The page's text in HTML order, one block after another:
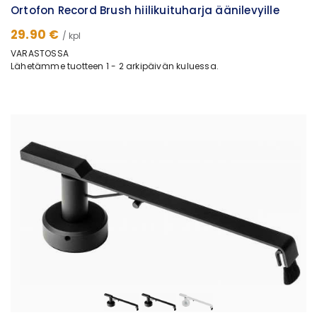
Ortofon Record Brush hiilikuituharja äänilevyille
29.90 € / kpl
VARASTOSSA
Lähetämme tuotteen 1 - 2 arkipäivän kuluessa.